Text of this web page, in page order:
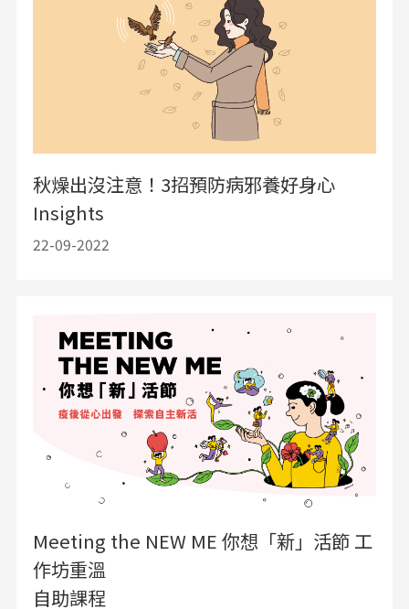
秋燥出沒注意！3招預防病邪養好身心
Insights
22-09-2022
Meeting the NEW ME 你想「新」活節 工
作坊重溫
自助課程